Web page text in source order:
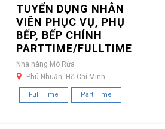
TUYỂN DỤNG NHÂN
VIÊN PHỤC VỤ, PHỤ
BẾP, BẾP CHÍNH
PARTTIME/FULLTIME
Nhà hàng Mô Rứa
Phú Nhuận, Hồ Chí Minh
Full Time Part Time